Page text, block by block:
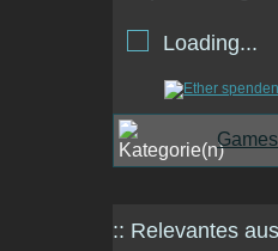
Loading...
Games
:: Relevantes